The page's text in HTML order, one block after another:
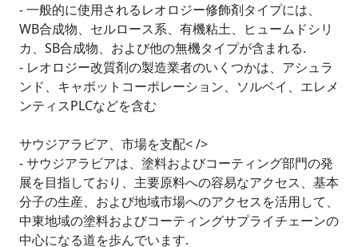
- 一般的に使用されるレオロジー修飾剤タイプには、
WB合成物、セルロース系、有機粘土、ヒュームドシリ
カ、SB合成物、および他の無機タイプが含まれる.
- レオロジー改質剤の製造業者のいくつかは、アシュラ
ンド、キャボットコーポレーション、ソルベイ、エレメ
ンティスPLCなどを含む
サウジアラビア、市場を支配< />
- サウジアラビアは、塗料およびコーティング部門の発
展を目指しており、主要原料への容易なアクセス、基本
分子の生産、および地域市場へのアクセスを活用して、
中東地域の塗料およびコーティングサプライチェーンの
中心になる道を歩んでいます.